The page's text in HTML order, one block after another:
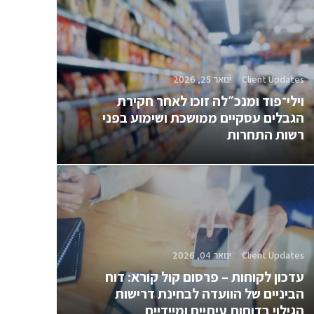
וילי־פוד ומנכ״לה זוכו לאחר חקירת
הגבלים עסקיים ממושכת ושימוע בפני
רשות התחרות
Client Updates ינואר 25, 2026
עדכון לקוחות – פרסום קול קורא: דוח
הביניים של הוועדה לבחינת דרישות
Client Updates ינואר 04, 2026